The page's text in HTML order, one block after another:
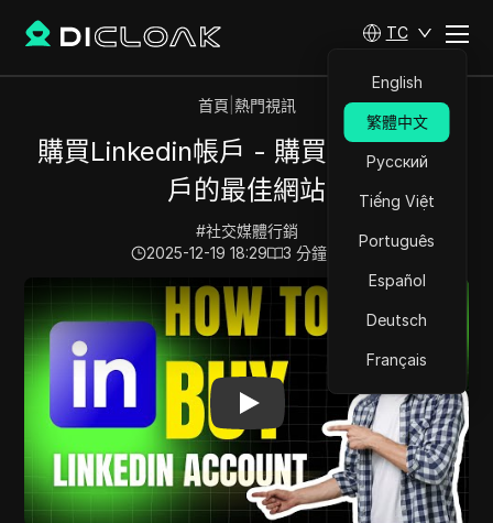
TC
English
繁體中文
Русский
Tiếng Việt
Português
Español
Deutsch
Français
首頁 熱門視訊
購買Linkedin帳戶 - 購買Linkedin帳
戶的最佳網站
#社交媒體行銷
2025-12-19 18:29
3 分鐘 閱讀
購買Linkedin帳戶 - 購買Linkedin帳戶的最佳網